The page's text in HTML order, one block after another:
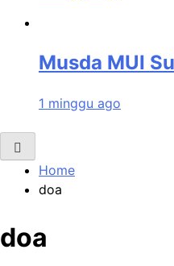
Musda MUI
1 minggu ago
Home
doa
doa